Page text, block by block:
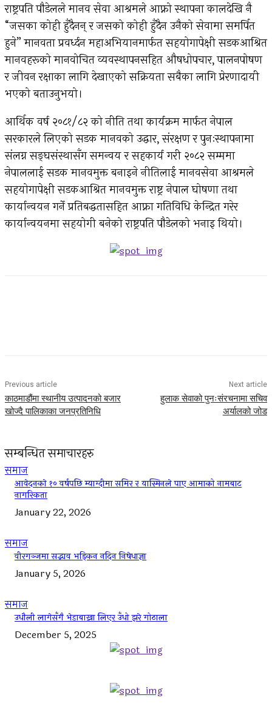
राष्ट्रपति पौडेलले मानव सेवा आश्रमले आफ्नो स्थापना कालदेखि नै
“जसका कोही हुँदैनन् र जसको कोही हुँदैन उनैको सेवामा समर्पित
हुने” मानवता प्रवर्ध्दन महाअभियानमार्फत सहयोगापेक्षी सडकआश्रित
मानवहरूको मानवोचित व्यवस्थापनसहित औषधोपचार, पालनपोषण
र जीवन रक्षाका लागि देखाएको सक्रियता सबैका लागि प्रेरणादायी
भएको बताउनुभयो।
आर्थिक वर्ष २०८१/८२ को नीति तथा कार्यक्रम मार्फत नेपाल
सरकारले लिएको सडक मानवको उद्धार, संरक्षण र पुनःस्थापनामा
संलग्न सङ्घसंस्थासँग समन्वय र सहकार्य गरी २०८२ सम्ममा
नेपाललाई सडक मानवमुक्त बनाइने नीतिलाई मानवसेवा आश्रमले
सहयोगापेक्षी सडकआश्रित मानवमुक्त राष्ट्र नेपाल घोषणा तथा
कार्यान्वयन गर्ने प्रतिबद्धतासहित आफ्ना गतिविधि केन्द्रित गरेर
कार्यान्वयनमा सहयोगी बनेको राष्ट्रपति पौडेलको भनाइ थियो।
Previous article
काठमाडौंमा स्थानीय उत्पादनको बजार
खोज्दै पालिकाका जनप्रतिनिधि
Next article
हुलाक सेवाको पुनःसंरचनामा सचिव
अर्यालको जोड
सम्बन्धित समाचारहरु
समाज
आवेदनकाे १० वर्षपछि म्याग्दीमा समिर र यास्मिनले पाए आमाको नामबाट
नागरिकता
January 22, 2026
समाज
वीरगञ्जमा सद्भाव भड्किन नदिन निषेधाज्ञा
January 5, 2026
समाज
उधौली लागेसँगै भेडाबाख्रा लिएर उँधो झरे गोठाला
December 5, 2025